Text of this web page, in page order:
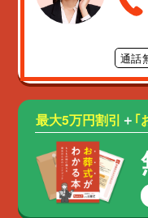
通話
最大5万円割引 ＋ ｢